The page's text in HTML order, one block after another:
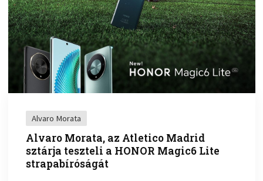
Alvaro Morata
Alvaro Morata, az Atletico Madrid
sztárja teszteli a HONOR Magic6 Lite
strapabíróságát